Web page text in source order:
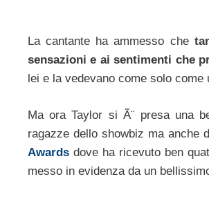
La cantante ha ammesso che
sensazioni e ai sentimenti che
lei e la vedevano come solo
Ma ora Taylor si Ã¨ presa una
ragazze dello showbiz ma anche
Awards dove ha ricevuto ben
messo in evidenza da un